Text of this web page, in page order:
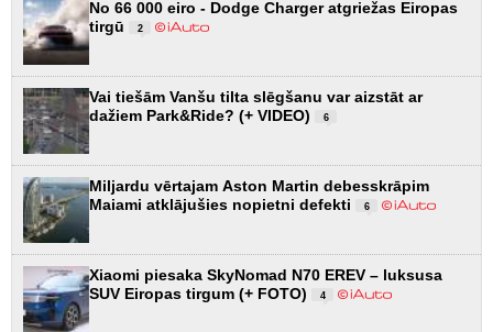
No 66 000 eiro - Dodge Charger atgriežas Eiropas
tirgū
2
Vai tiešām Vanšu tilta slēgšanu var aizstāt ar
dažiem Park&Ride? (+ VIDEO)
6
Miljardu vērtajam Aston Martin debesskrāpim
Maiami atklājušies nopietni defekti
6
Xiaomi piesaka SkyNomad N70 EREV – luksusa
SUV Eiropas tirgum (+ FOTO)
4